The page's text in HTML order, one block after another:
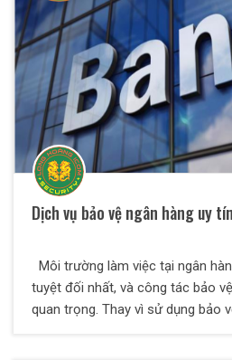
Dịch vụ bảo vệ ngân hàng uy
Môi trường làm việc tại ngân
tuyệt đối nhất, và công tác bảo
quan trọng. Thay vì sử dụng bảo